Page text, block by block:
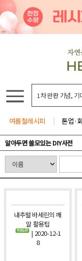
여름철레시피 톤업·
알아두면 쓸모있는 DIY사전
내추럴 바세린의 깨
알 활용팁
| 2020-12-1
8